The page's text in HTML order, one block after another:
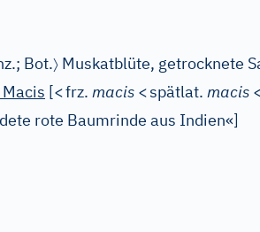
Bot.〉 Muskatblüte, getrocknete
Macis [<frz. macis <spätlat. macis
rote Baumrinde aus Indien«]